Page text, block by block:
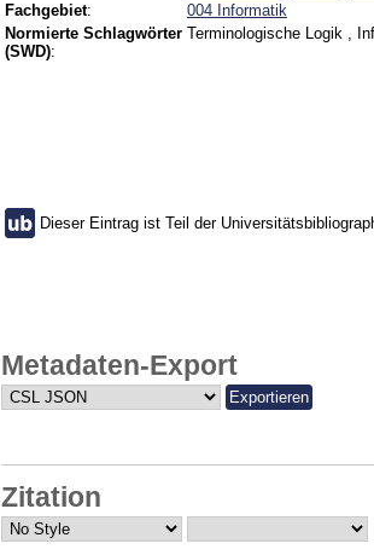
Fachgebiet:
004 Informatik
Normierte Schlagwörter
(SWD):
Terminologische Logik ,
Dieser Eintrag ist Teil der
Metadaten-Export
Zitation